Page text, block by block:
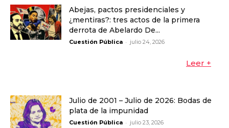
Abejas, pactos presidenciales y
¿mentiras?: tres actos de la primera
derrota de Abelardo De...
Cuestión Pública - julio 24, 2026
Leer +
Julio de 2001 – Julio de 2026: Bodas de
plata de la impunidad
Cuestión Pública - julio 23, 2026